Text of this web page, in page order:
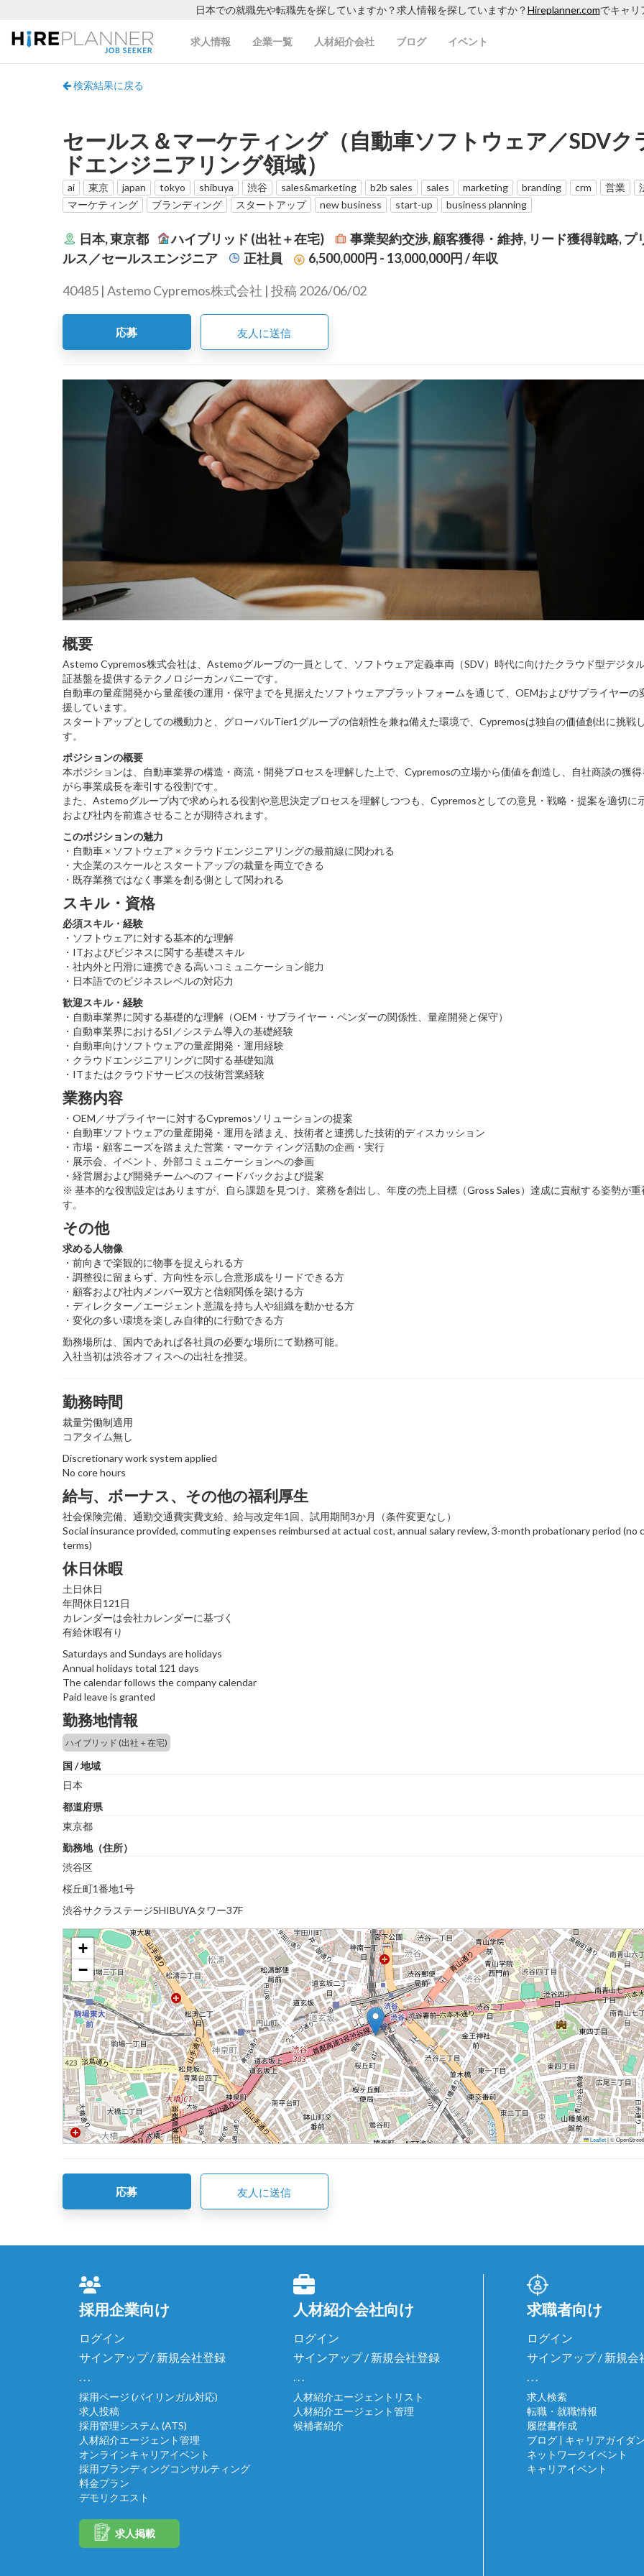
日本での就職先や転職先を探していますか？求人情報を探していますか？Hireplanner.comでキャリ
求人情報 企業一覧 人材紹介会社 ブログ イベント
検索結果に戻る
セールス＆マーケティング（自動車ソフトウェア／SDVク
ドエンジニアリング領域）
ai 東京 japan tokyo shibuya 渋谷 sales&marketing b2b sales sales marketing branding crm 営業
マーケティング
ブランディング スタートアップ new business start-up business planning
日本, 東京都 ハイブリッド (出社＋在宅)
事業契約交渉, 顧客獲得・維持, リード獲得戦略, プ
ルス／セールスエンジニア
正社員 6,500,000円 - 13,000,000円/ 年収
40485 | Astemo Cypremos株式会社 | 投稿 2026/06/02
応募 友人に送信
概要
Astemo Cypremos株式会社は、Astemoグループの一員として、ソフトウェア定義車両（SDV）時代に向けたクラウド型デジタ
証基盤を提供するテクノロジーカンパニーです。
自動車の量産開発から量産後の運用・保守までを見据えたソフトウェアプラットフォームを通じて、OEMおよびサプライヤーの
援しています。
スタートアップとしての機動力と、グローバルTier1グループの信頼性を兼ね備えた環境で、Cypremosは独自の価値創出に挑戦
す。
ポジションの概要
本ポジションは、自動車業界の構造・商流・開発プロセスを理解した上で、Cypremosの立場から価値を創造し、自社商談の獲得
がら事業成長を牽引する役割です。
また、Astemoグループ内で求められる役割や意思決定プロセスを理解しつつも、Cypremosとしての意見・戦略・提案を適切に
および社内を前進させることが期待されます。
このポジションの魅力
・自動車 × ソフトウェア × クラウドエンジニアリングの最前線に関われる
・大企業のスケールとスタートアップの裁量を両立できる
・既存業務ではなく事業を創る側として関われる
スキル・資格
必須スキル・経験
・ソフトウェアに対する基本的な理解
・ITおよびビジネスに関する基礎スキル
・社内外と円滑に連携できる高いコミュニケーション能力
・日本語でのビジネスレベルの対応力
歓迎スキル・経験
・自動車業界に関する基礎的な理解（OEM・サプライヤー・ベンダーの関係性、量産開発と保守）
・自動車業界におけるSI／システム導入の基礎経験
・自動車向けソフトウェアの量産開発・運用経験
・クラウドエンジニアリングに関する基礎知識
・ITまたはクラウドサービスの技術営業経験
業務内容
・OEM／サプライヤーに対するCypremosソリューションの提案
・自動車ソフトウェアの量産開発・運用を踏まえ、技術者と連携した技術的ディスカッション
・市場・顧客ニーズを踏まえた営業・マーケティング活動の企画・実行
・展示会、イベント、外部コミュニケーションへの参画
・経営層および開発チームへのフィードバックおよび提案
※ 基本的な役割設定はありますが、自ら課題を見つけ、業務を創出し、年度の売上目標（Gross Sales）達成に貢献する姿勢が重
す。
その他
求める人物像
・前向きで楽観的に物事を捉えられる方
・調整役に留まらず、方向性を示し合意形成をリードできる方
・顧客および社内メンバー双方と信頼関係を築ける方
・ディレクター／エージェント意識を持ち人や組織を動かせる方
・変化の多い環境を楽しみ自律的に行動できる方
勤務場所は、国内であれば各社員の必要な場所にて勤務可能。
入社当初は渋谷オフィスへの出社を推奨。
勤務時間
裁量労働制適用
コアタイム無し
Discretionary work system applied
No core hours
給与、ボーナス、その他の福利厚生
社会保険完備、通勤交通費実費支給、給与改定年1回、試用期間3か月（条件変更なし）
Social insurance provided, commuting expenses reimbursed at actual cost, annual salary review, 3-month probationary period (no
terms)
休日休暇
土日休日
年間休日121日
カレンダーは会社カレンダーに基づく
有給休暇有り
Saturdays and Sundays are holidays
Annual holidays total 121 days
The calendar follows the company calendar
Paid leave is granted
勤務地情報
ハイブリッド (出社＋在宅)
国 / 地域
日本
都道府県
東京都
勤務地（住所）
渋谷区
桜丘町1番地1号
渋谷サクラステージSHIBUYAタワー37F
+
−
Leaflet|©
応募 友人に送信
採用企業向け
ログイン
サインアップ / 新規会社登録
採用ページ (バイリンガル対応)
求人投稿
採用管理システム (ATS)
人材紹介エージェント管理
オンラインキャリアイベント
採用ブランディングコンサルティング
料金プラン
デモリクエスト
求人掲載
人材紹介会社向け
ログイン
サインアップ / 新規会社登録
人材紹介エージェントリスト
人材紹介エージェント管理
候補者紹介
求職者向け
ログイン
サインアップ / 新規会
求人検索
転職・就職情報
履歴書作成
ブログ | キャリアガイダ
ネットワークイベント
キャリアイベント